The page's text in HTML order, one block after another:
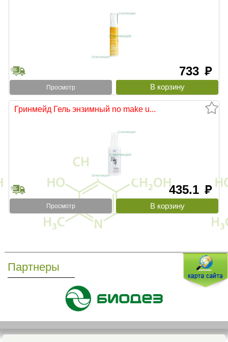
733 руб
Просмотр
Гринмейд Гель энзимный no make u...
435.1 руб
Просмотр
Партнеры